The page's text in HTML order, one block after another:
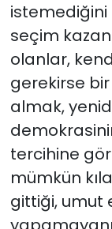
seçim
olanlar,
gerekirse
almak,
tercihine
mümkün
gittiği, umut